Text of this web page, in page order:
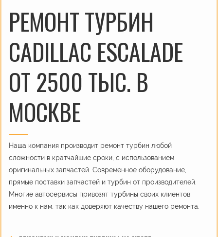
РЕМОНТ ТУРБИН
CADILLAC ESCALADE
ОТ 2500 ТЫС. В
МОСКВЕ
Наша компания производит ремонт турбин любой
сложности в кратчайшие сроки, с использованием
оригинальных запчастей. Современное оборудование,
прямые поставки запчастей и турбин от производителей.
Многие автосервисы привозят турбины своих клиентов
именно к нам, так как доверяют качеству нашего ремонта.